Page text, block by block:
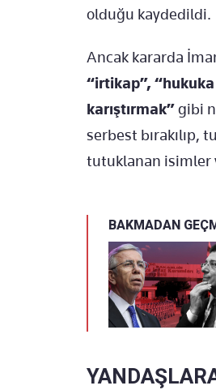
olduğu kaydedildi.
Ancak kararda
“irtikap”,
karıştırmak”gibi
serbest bırakılıp,
tutuklanan isimler
BAKMADAN